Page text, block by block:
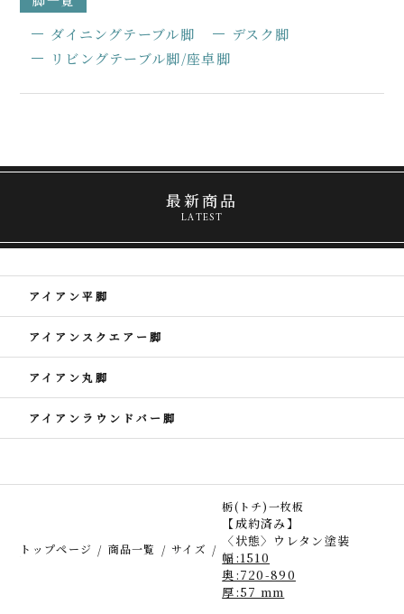
ダイニングテーブル脚
デスク脚
リビングテーブル脚/座卓脚
最新商品
LATEST
アイアン平脚
アイアンスクエアー脚
アイアン丸脚
アイアンラウンドバー脚
トップページ 商品一覧 サイズ
栃(トチ)一枚板
【成約済み】
〈状態〉ウレタン塗装
幅:1510
奥:720-890
厚:57 mm